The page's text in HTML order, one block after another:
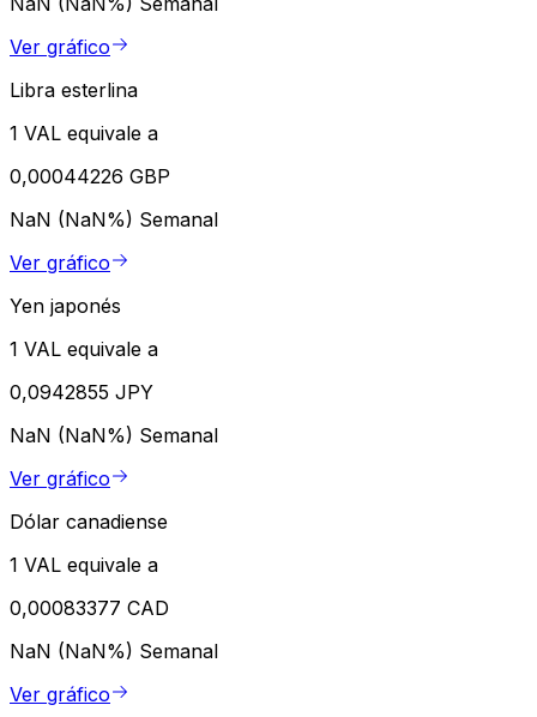
Ver gráfico
Libra esterlina
1 VAL equivale a
0,00044226 GBP
NaN (NaN%) Semanal
Ver gráfico
Yen japonés
1 VAL equivale a
0,0942855 JPY
NaN (NaN%) Semanal
Ver gráfico
Dólar canadiense
1 VAL equivale a
0,00083377 CAD
NaN (NaN%) Semanal
Ver gráfico